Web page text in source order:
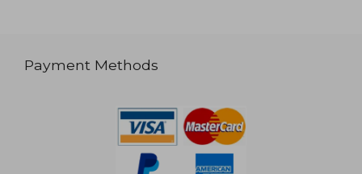
Payment Methods